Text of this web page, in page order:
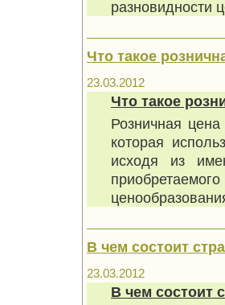
разновидности
Что такое
23.03.2012
Что такое
Розничная
которая
исходя из
В чем состоит
23.03.2012
В чем состоит